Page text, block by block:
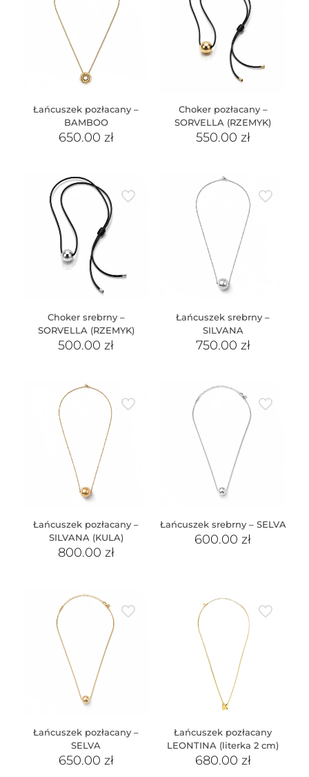
Łańcuszek pozłacany –
BAMBOO
650.00 zł
Choker pozłacany –
SORVELLA (RZEMYK)
550.00 zł
Choker srebrny –
SORVELLA (RZEMYK)
500.00zł
Łańcuszek srebrny –
SILVANA
750.00 zł
Łańcuszek pozłacany –
SILVANA (KULA)
800.00 zł
Łańcuszek srebrny – SELVA
600.00zł
Łańcuszek pozłacany –
SELVA
650.00 zł
Łańcuszek pozłacany
LEONTINA (literka 2 cm)
680.00 zł